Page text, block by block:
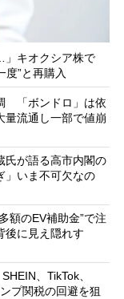
」キオクシア株で
度”と再購入
「ボンドロ」は依
量流通し一部で値崩
氏が語る高市内閣の
いま不可欠なの
額のEV補助金”で注
に見え隠れす
、TikTok、
プ関税の回避を狙